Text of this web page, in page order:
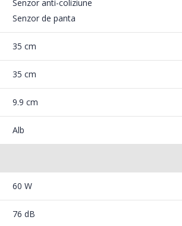
Motorul Digital Inverter are rolul de
de inalta eficienta curata orice tip de
pe tamburul acesteia. Astfel, puterea
de aspirare.
Control inteligent al puterii.
si cantitatea de praf si optimizeaza
Senzor anti-coliziune
Senzor de panta
35 cm
35 cm
9.9 cm
Alb
60 W
76 dB